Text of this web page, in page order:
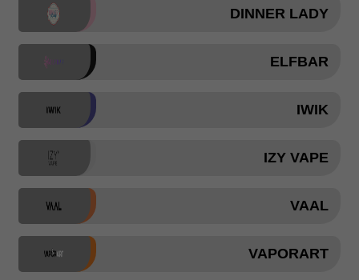
DINNER LADY
ELFBAR
IWIK
IZY VAPE
VAAL
VAPORART